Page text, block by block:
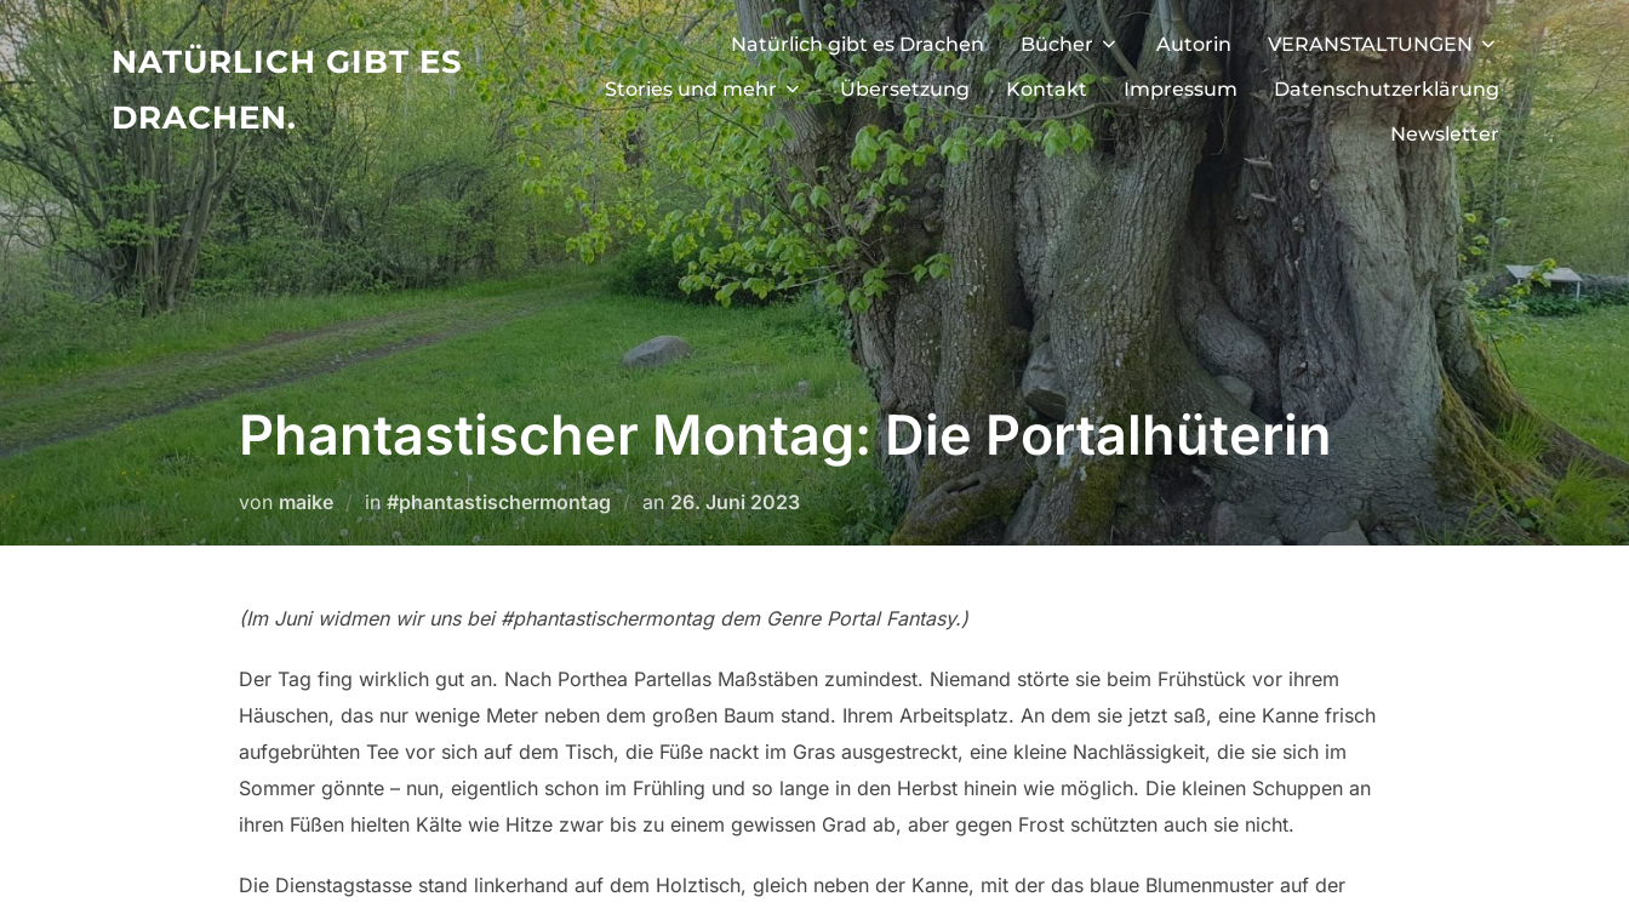
Zu
Inhalten
springen
NATÜRLICH GIBT ES
DRACHEN.
Natürlich gibt es Drachen Bücher Autorin
VERANSTALTUNGEN
Stories und mehr
Übersetzung Kontakt Impressum
Datenschutzerklärung
Newsletter
Phantastischer Montag: Die Portalhüterin
vonmaike in#phantastischermontag anVeröffentlicht
am
26. Juni 2023
(Im Juni widmen wir uns bei #phantastischermontag dem Genre Portal Fantasy.)
Der Tag fing wirklich gut an. Nach Porthea Partellas Maßstäben zumindest. Niemand störte sie beim Frühstück vor ihrem
Häuschen, das nur wenige Meter neben dem großen Baum stand. Ihrem Arbeitsplatz. An dem sie jetzt saß, eine Kanne frisch
aufgebrühten Tee vor sich auf dem Tisch, die Füße nackt im Gras ausgestreckt, eine kleine Nachlässigkeit, die sie sich im
Sommer gönnte – nun, eigentlich schon im Frühling und so lange in den Herbst hinein wie möglich. Die kleinen Schuppen an
ihren Füßen hielten Kälte wie Hitze zwar bis zu einem gewissen Grad ab, aber gegen Frost schützten auch sie nicht.
Die Dienstagstasse stand linkerhand auf dem Holztisch, gleich neben der Kanne, mit der das blaue Blumenmuster auf der